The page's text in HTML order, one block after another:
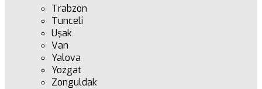
Trabzon
Tunceli
Uşak
Van
Yalova
Yozgat
Zonguldak